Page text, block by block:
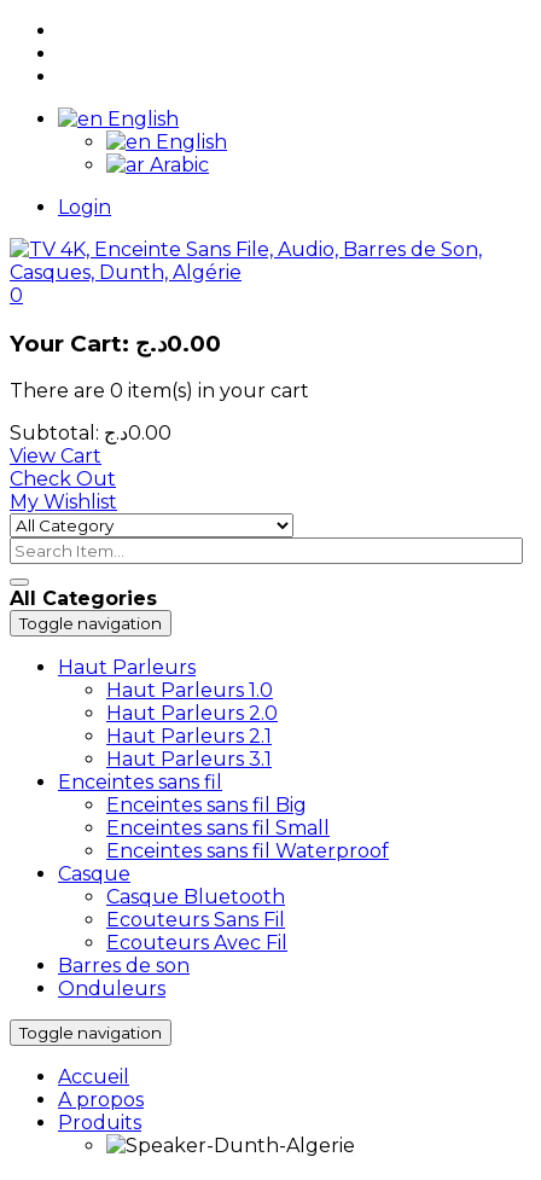
English
English
Arabic
Login
0
Your Cart: 0.00د.ج
There are 0 item(s) in your cart
Subtotal:
0.00د.ج
View Cart
Check Out
My Wishlist
All Categories
Toggle navigation
Haut Parleurs
Haut Parleurs 1.0
Haut Parleurs 2.0
Haut Parleurs 2.1
Haut Parleurs 3.1
Enceintes sans fil
Enceintes sans fil Big
Enceintes sans fil Small
Enceintes sans fil Waterproof
Casque
Casque Bluetooth
Ecouteurs Sans Fil
Ecouteurs Avec Fil
Barres de son
Onduleurs
Toggle navigation
Accueil
A propos
Produits